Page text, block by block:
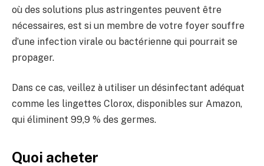
où des solutions plus astringentes peuvent être
nécessaires, est si un membre de votre foyer souffre
d’une infection virale ou bactérienne qui pourrait se
propager.
Dans ce cas, veillez à utiliser un désinfectant adéquat
comme les lingettes Clorox, disponibles sur Amazon,
qui éliminent 99,9 % des germes.
Quoi acheter